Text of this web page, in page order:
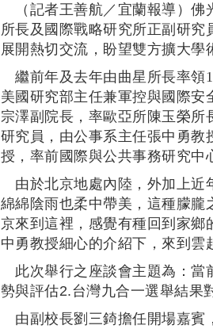
（記者王善航／宜蘭報導）佛
所長及國際戰略研究所正副研究
展開熱切交流，盼望雙方擴大學
繼前年及去年由曲星所長率領
美國研究部主任兼軍控與國際
宗澤副院長，率歐亞所陳玉榮
研究員，由公事系主任張中勇
授，率前國際與公共事務研究中
由於北京地處內陸，外加上近
綿綿陰雨也柔中帶美，這種朦
京來到這裡，感覺有種回到家
中勇教授細心的介紹下，來到雲
此次舉行之座談會主題為：當
勢與評估2.台灣九合一選舉結果
由副校長劉三錡擔任開場嘉賓